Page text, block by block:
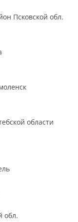
Псковской обл.
области
обл.